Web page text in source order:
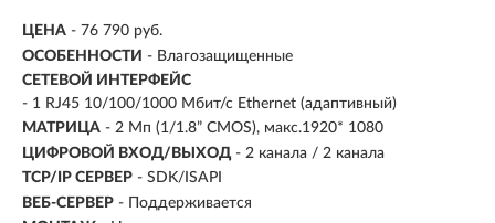
ЦЕНА - 76 790 руб.
ОСОБЕННОСТИ - Влагозащищенные
СЕТЕВОЙ ИНТЕРФЕЙС
- 1 RJ45 10/100/1000 Мбит/с Ethernet (адаптивный)
МАТРИЦА - 2 Мп (1/1.8” CMOS), макс.1920* 1080
ЦИФРОВОЙ ВХОД/ВЫХОД - 2 канала / 2 канала
TCP/IP СЕРВЕР - SDK/ISAPI
ВЕБ-СЕРВЕР - Поддерживается